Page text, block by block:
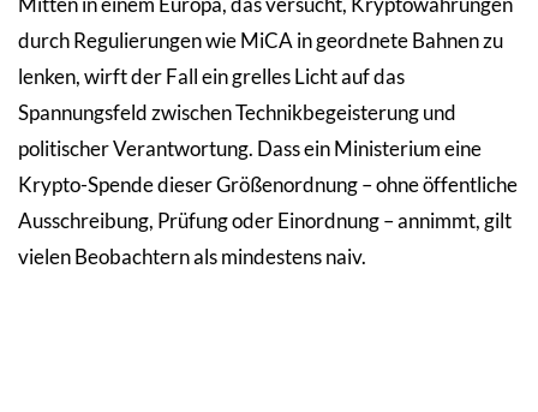
durch Regulierungen wie MiCA in geordnete Bahnen zu
lenken, wirft der Fall ein grelles Licht auf das
Spannungsfeld zwischen Technikbegeisterung und
politischer Verantwortung. Dass ein Ministerium eine
Krypto-Spende dieser Größenordnung – ohne öffentliche
Ausschreibung, Prüfung oder Einordnung – annimmt, gilt
vielen Beobachtern als mindestens naiv.